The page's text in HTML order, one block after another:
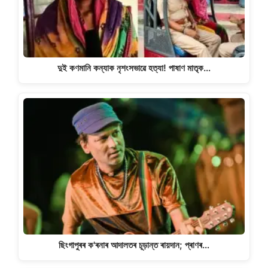
দুই কণমানি কন্যাক নৃশংসভাৱে হত্যা! পাষাণ মাতৃক…
ছিংগাপুৰৰ ক'ৰনাৰ আদালতৰ চূড়ান্ত ৰায়দান; প্ৰাণৰ…